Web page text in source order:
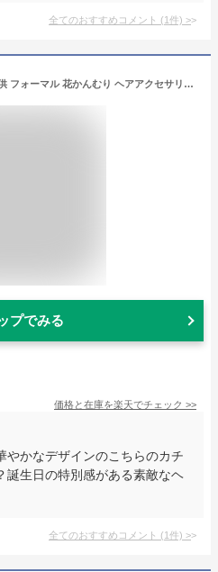
全てのおすすめコメント (1件) >
紐 パール ヘッドドレス 子供 フォーマル 花かんむり ヘアアクセサリー ピアノ発表会 女の子 リボン 花冠 髪飾り ティアラ ドレス小物 フラワー カチューシャ ワイヤー 結婚式 写真撮影 卒業式 誕生日 ヘアバンド キッズ
プでみる
価格と在庫を楽天でチェック >>
やかなデザインのこちらのカチ
誕生日の特別感がある素敵なヘ
全てのおすすめコメント (1件) >